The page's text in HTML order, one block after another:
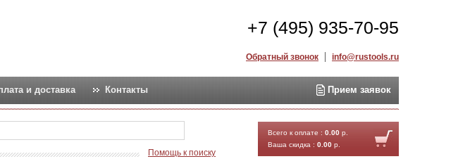
+7 (495) 935-70-95
Обратный звонок info@rustools.ru
и доставка Контакты Прием заявок
Помощь к поиску
Всего к оплате : 0.00 р.
Ваша скидка : 0.00 р.